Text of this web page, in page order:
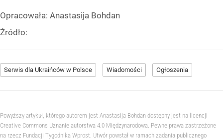
Opracowała: Anastasija Bohdan
Źródło:
Serwis dla Ukraińców w Polsce Wiadomości Ogłoszenia
Powyższy artykuł, którego autorem jest Anastasija Bohdan dostępny jest na licencji
Creative Commons Uznanie autorstwa 4.0 Międzynarodowa. Pewne prawa zastrzeżone
na rzecz Fundacji Tygodnika Wprost. Utwór powstał w ramach zadania publicznego